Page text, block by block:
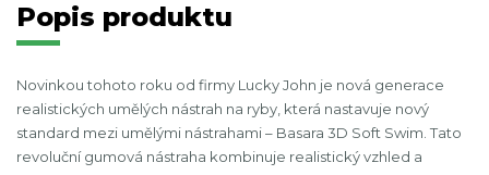
Popis produktu
Novinkou tohoto roku od firmy Lucky John je nová generace
realistických umělých nástrah na ryby, která nastavuje nový
standard mezi umělými nástrahami – Basara 3D Soft Swim. Tato
revoluční gumová nástraha kombinuje realistický vzhled a